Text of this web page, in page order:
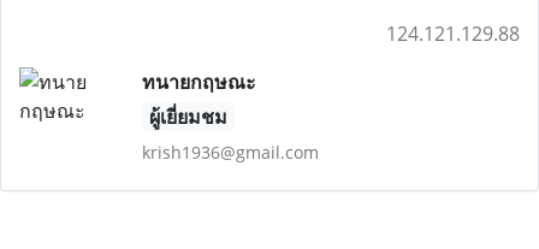
124.121.129.88
ทนายกฤษณะ
ผู้เยี่ยมชม
krish1936@gmail.com